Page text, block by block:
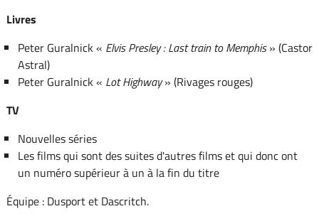
Livres
Peter Guralnick « Elvis Presley : Last train to Memphis» (Castor
Astral)
Peter Guralnick « Lot Highway» (Rivages rouges)
TV
Nouvelles séries
Les films qui sont des suites d'autres films et qui donc ont
un numéro supérieur à un à la fin du titre
Équipe : Dusport et Dascritch.